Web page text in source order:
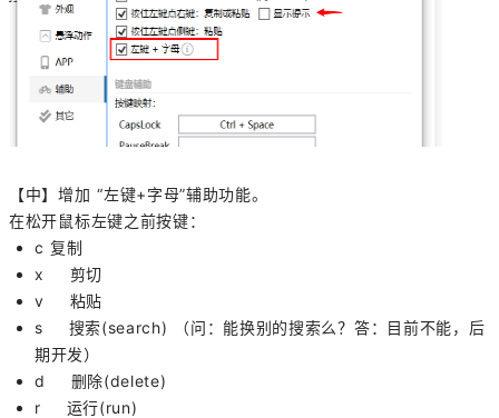
【中】增加 “左键+字母”辅助功能。
在松开鼠标左键之前按键：
c 复制
x 剪切
v 粘贴
s 搜索(search) （问：能换别的搜索么？答：目前不能，后
期开发）
d 删除(delete)
r 运行(run)